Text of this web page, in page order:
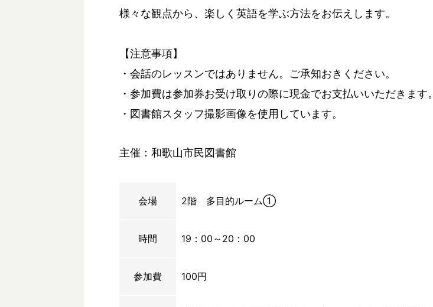
様々な観点から、楽しく英語を学ぶ方法をお伝えします。
【注意事項】
・会話のレッスンではありません。ご承知おきください。
・参加費は参加券お受け取りの際に現金でお支払いいただきます。
・図書館スタッフ撮影画像を使用しています。
主催：和歌山市民図書館
会場 2階 多目的ルーム①
時間 19：00～20：00
参加費 100円